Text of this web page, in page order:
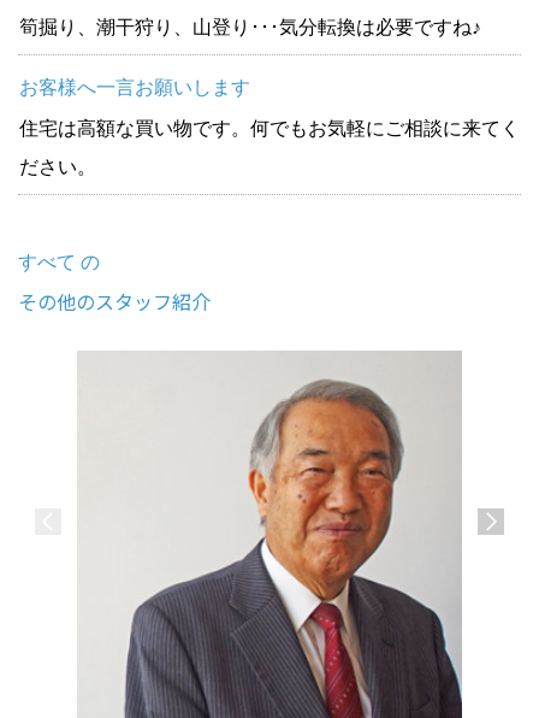
筍掘り、潮干狩り、山登り･･･気分転換は必要ですね♪
お客様へ一言お願いします
住宅は高額な買い物です。何でもお気軽にご相談に来てく
ださい。
すべて の
その他のスタッフ紹介